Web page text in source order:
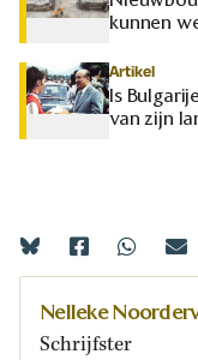
kunnen
Artikel
Is
van zijn
Nelleke
Schrijfster